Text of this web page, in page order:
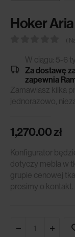
Hoker Aria
(
W ciągu: 5-6
Za dostawę
zapewnia
Zamawiasz kilka
jednorazowo,
1,270.00zł
Konfigurator
dotyczy mebla w
grupie cenowej
prosimy o kontakt.